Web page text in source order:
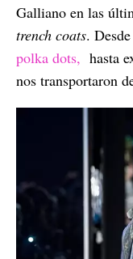
Galliano en las
trench coats.
polka dots, hasta
nos transportaron